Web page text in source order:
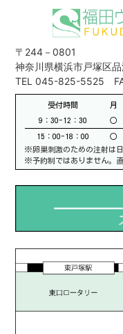
〒244－0801
神奈川県横浜市戸塚区
TEL 045-825-5525
受付時間 月
9：30-12：30
○
15：00-18：00 ○
※卵巣刺激のための注射は
※予約制ではありません。